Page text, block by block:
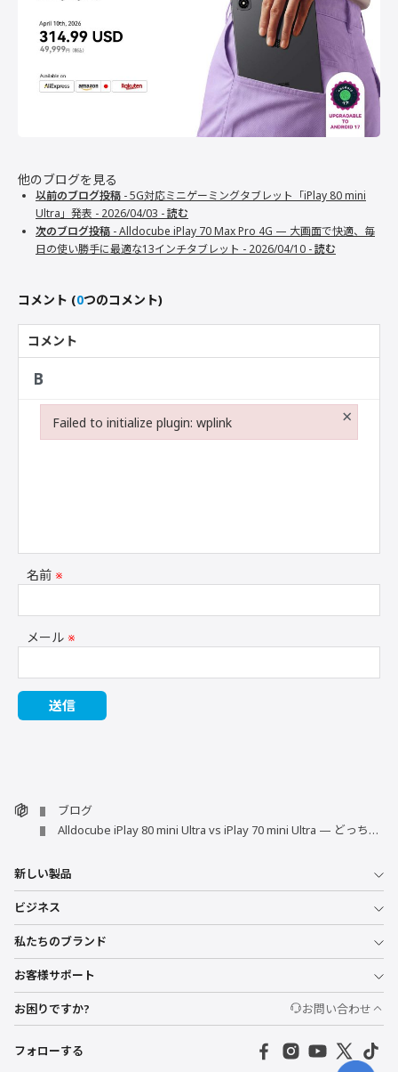
他のブログを見る
以前のブログ投稿 - 5G対応ミニゲーミングタブレット「iPlay 80 mini
Ultra」発表 - 2026/04/03 -読む
次のブログ投稿 - Alldocube iPlay 70 Max Pro 4G — 大画面で快適、毎
日の使い勝手に最適な13インチタブレット - 2026/04/10 -読む
コメント (0つのコメント)
コメント
名前 ※
メール ※
ブログ
Alldocube iPlay 80 mini Ultra vs iPlay 70 mini Ultra — どっちがあなた向き？
新しい製品
ビジネス
私たちのブランド
お客様サポート
お困りですか? お問い合わせ
フォローする
Failed to initialize plugin: wplink ×
Failed to initialize plugin: wplink